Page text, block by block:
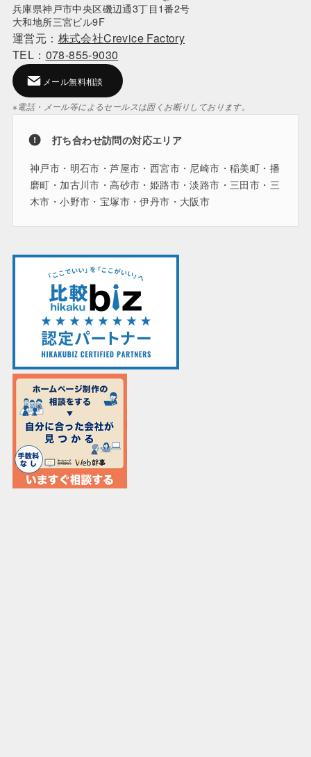
兵庫県神戸市中央区磯辺通3丁目1番2号
大和地所三宮ビル9F
運営元： 株式会社Crevice Factory
TEL： 078-855-9030
メール無料相談
※電話・メール等によるセールスは固くお断りしております。
打ち合わせ訪問の対応エリア
神戸市・明石市・芦屋市・西宮市・尼崎市・稲美町・播
磨町・加古川市・高砂市・姫路市・淡路市・三田市・三
木市・小野市・宝塚市・伊丹市・大阪市